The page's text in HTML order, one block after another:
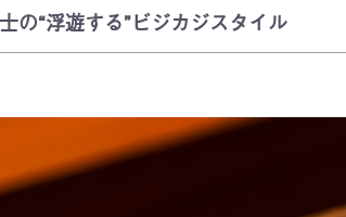
の“浮遊する”ビジカジスタイル